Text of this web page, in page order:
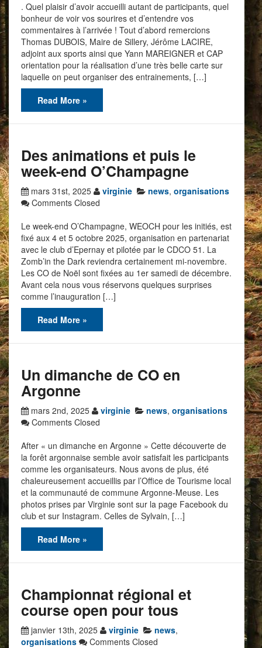
. Quel plaisir d’avoir accueilli autant de participants, quel
bonheur de voir vos sourires et d’entendre vos
commentaires à l’arrivée ! Tout d’abord remercions
Thomas DUBOIS, Maire de Sillery, Jérôme LACIRE,
adjoint aux sports ainsi que Yann MAREIGNER et CAP
orientation pour la réalisation d’une très belle carte sur
laquelle on peut organiser des entrainements, […]
Read More »
Des animations et puis le
week-end O’Champagne
mars 31st, 2025 virginie news, organisations
Comments Closed
Le week-end O’Champagne, WEOCH pour les initiés, est
fixé aux 4 et 5 octobre 2025, organisation en partenariat
avec le club d’Epernay et pilotée par le CDCO 51. La
Zomb’in the Dark reviendra certainement mi-novembre.
Les CO de Noël sont fixées au 1er samedi de décembre.
Avant cela nous vous réservons quelques surprises
comme l’inauguration […]
Read More »
Un dimanche de CO en
Argonne
mars 2nd, 2025 virginie news, organisations
Comments Closed
After « un dimanche en Argonne » Cette découverte de
la forêt argonnaise semble avoir satisfait les participants
comme les organisateurs. Nous avons de plus, été
chaleureusement accueillis par l’Office de Tourisme local
et la communauté de commune Argonne-Meuse. Les
photos prises par Virginie sont sur la page Facebook du
club et sur Instagram. Celles de Sylvain, […]
Read More »
Championnat régional et
course open pour tous
janvier 13th, 2025 virginie news,
organisations
Comments Closed